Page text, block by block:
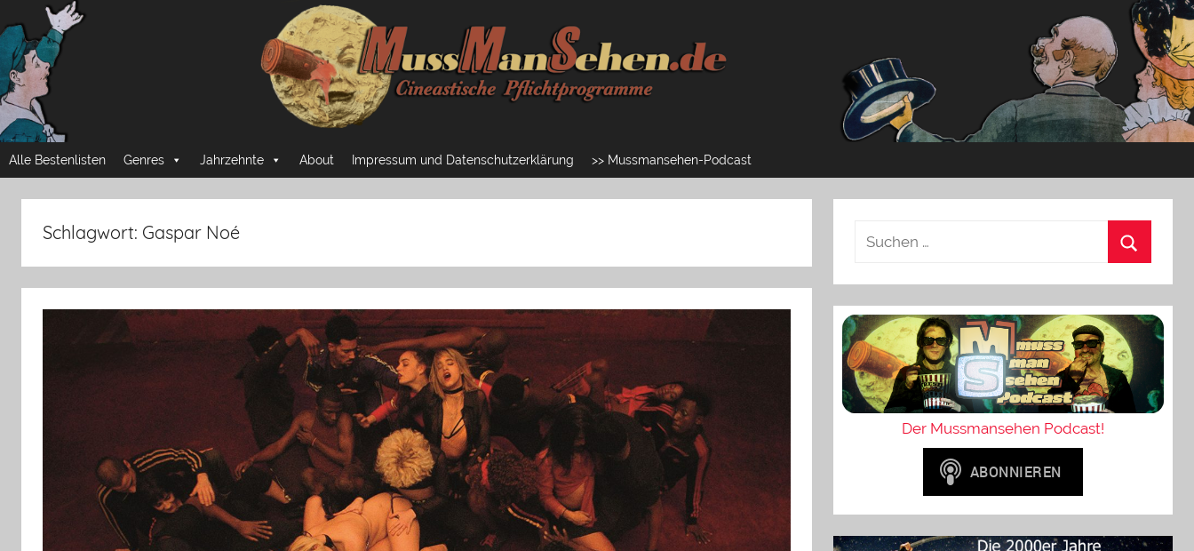
Inhalt
springen
Mussmansehen
Cineastische
Pflichtprogramme
Alle Bestenlisten Genres Jahrzehnte About Impressum und Datenschutzerklärung >> Mussmansehen-Podcast
Schlagwort: Gaspar Noé
Der Mussmansehen Podcast!